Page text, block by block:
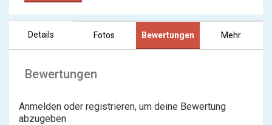
Details Fotos Bewertungen Mehr
Bewertungen
Anmelden oder registrieren, um deine Bewertung
abzugeben